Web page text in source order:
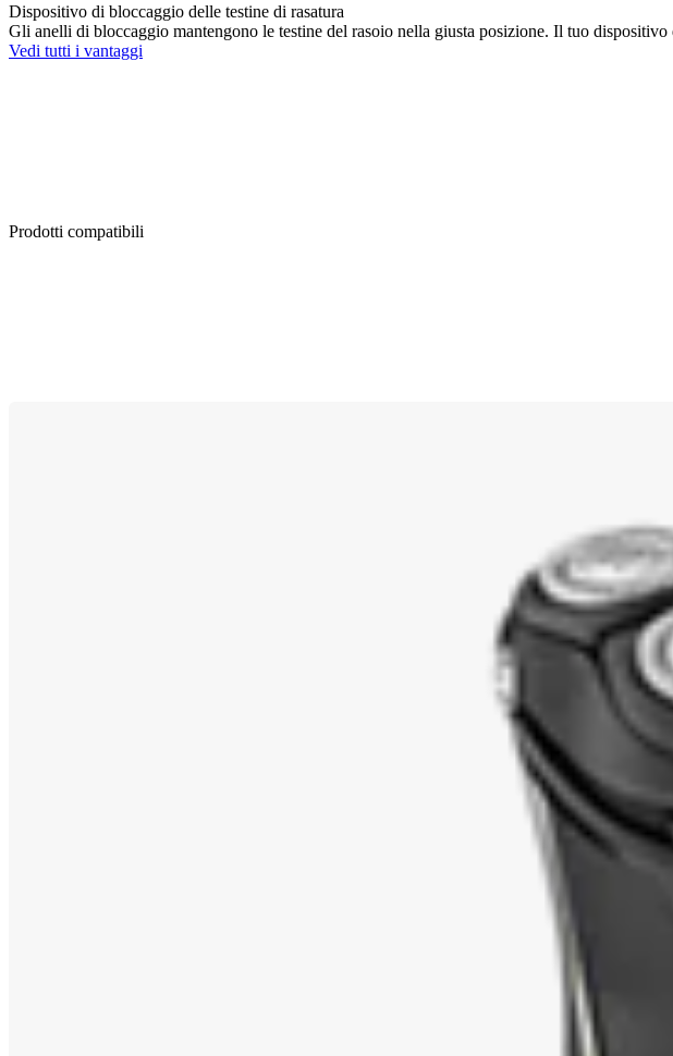
Dispositivo di bloccaggio delle testine di rasatura
Gli anelli di bloccaggio mantengono le testine del rasoio nella giusta posizione. Il tuo
Vedi tutti i vantaggi
Prodotti compatibili